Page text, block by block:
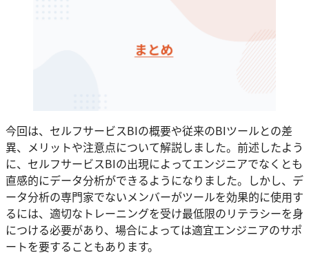
今回は、セルフサービスBIの概要や従来のBIツールとの差
異、メリットや注意点について解説しました。前述したよう
に、セルフサービスBIの出現によってエンジニアでなくとも
直感的にデータ分析ができるようになりました。しかし、デ
ータ分析の専門家でないメンバーがツールを効果的に使用す
るには、適切なトレーニングを受け最低限のリテラシーを身
につける必要があり、場合によっては適宜エンジニアのサポ
ートを要することもあります。